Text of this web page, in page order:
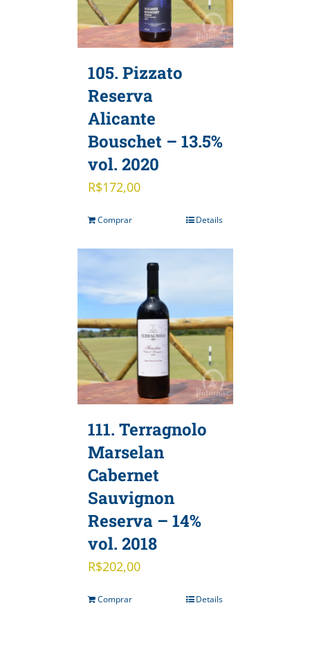
105. Pizzato
Reserva
Alicante
Bouschet – 13.5%
vol. 2020
R$172,00
Comprar Details
111. Terragnolo
Marselan
Cabernet
Sauvignon
Reserva – 14%
vol. 2018
R$202,00
Comprar Details